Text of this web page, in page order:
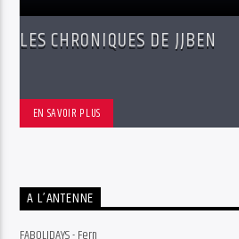
LES CHRONIQUES DE JJBEN
EN SAVOIR PLUS
A L’ANTENNE